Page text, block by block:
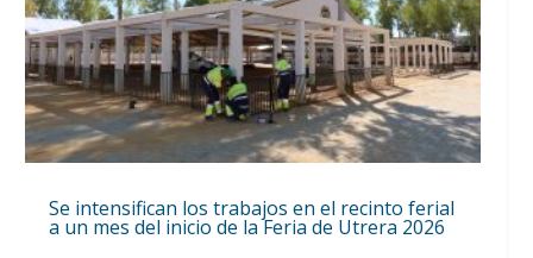
Se intensifican los trabajos en el recinto ferial
a un mes del inicio de la Feria de Utrera 2026